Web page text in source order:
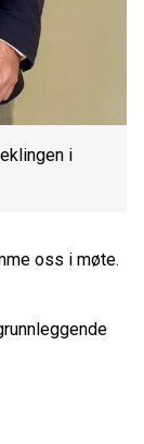
i
oss i møte.